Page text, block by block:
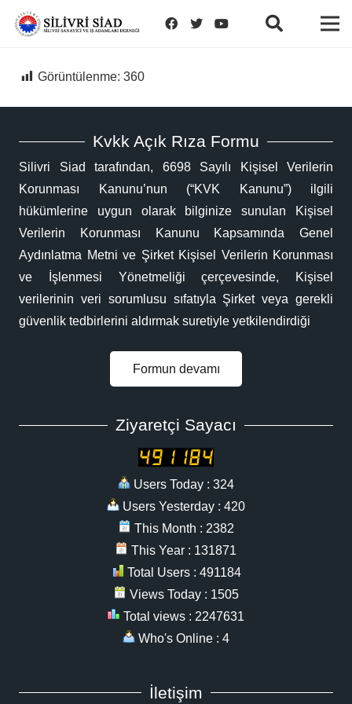
Görüntülenme: 360
Kvkk Açık Rıza Formu
Silivri Siad tarafından, 6698 Sayılı Kişisel Verilerin
Korunması Kanunu’nun (“KVK Kanunu”) ilgili
hükümlerine uygun olarak bilginize sunulan Kişisel
Verilerin Korunması Kanunu Kapsamında Genel
Aydınlatma Metni ve Şirket Kişisel Verilerin Korunması
ve İşlenmesi Yönetmeliği çerçevesinde, Kişisel
verilerinin veri sorumlusu sıfatıyla Şirket veya gerekli
güvenlik tedbirlerini aldırmak suretiyle yetkilendirdiği
Formun devamı
Ziyaretçi Sayacı
Users Today : 324
Users Yesterday : 420
This Month : 2382
This Year : 131871
Total Users : 491184
Views Today : 1505
Total views : 2247631
Who's Online : 4
İletişim